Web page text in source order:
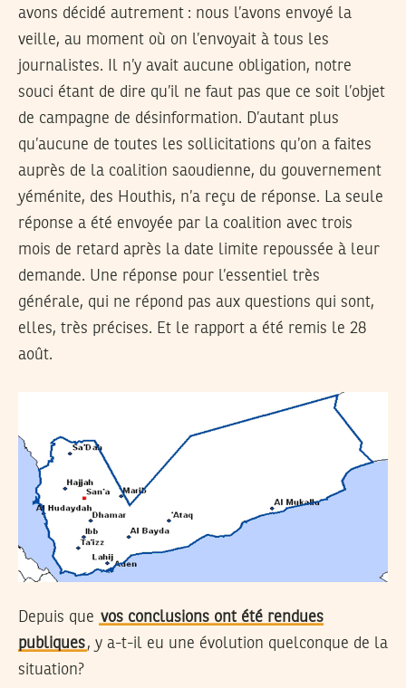
avons décidé autrement : nous l’avons envoyé la
veille, au moment où on l’envoyait à tous les
journalistes. Il n’y avait aucune obligation, notre
souci étant de dire qu’il ne faut pas que ce soit l’objet
de campagne de désinformation. D’autant plus
qu’aucune de toutes les sollicitations qu’on a faites
auprès de la coalition saoudienne, du gouvernement
yéménite, des Houthis, n’a reçu de réponse. La seule
réponse a été envoyée par la coalition avec trois
mois de retard après la date limite repoussée à leur
demande. Une réponse pour l’essentiel très
générale, qui ne répond pas aux questions qui sont,
elles, très précises. Et le rapport a été remis le 28
août.
Depuis que vos conclusions ont été rendues
publiques, y a-t-il eu une évolution quelconque de la
situation?